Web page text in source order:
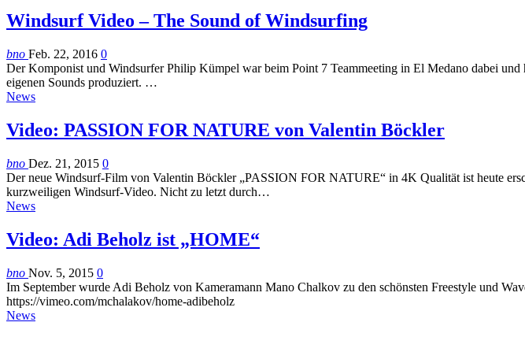
Windsurf Video – The Sound of Windsurfing
bno Feb. 22, 2016 0
Der Komponist und Windsurfer Philip Kümpel war beim Point 7 Teammeeting in El Medano dabei
eigenen Sounds produziert. …
News
Video: PASSION FOR NATURE von Valentin Böckler
bno Dez. 21, 2015 0
Der neue Windsurf-Film von Valentin Böckler „PASSION FOR NATURE“ in 4K Qualität ist heute
kurzweiligen Windsurf-Video. Nicht zu letzt durch…
News
Video: Adi Beholz ist „HOME“
bno Nov. 5, 2015 0
Im September wurde Adi Beholz von Kameramann Mano Chalkov zu den schönsten Freestyle und
https://vimeo.com/mchalakov/home-adibeholz
News